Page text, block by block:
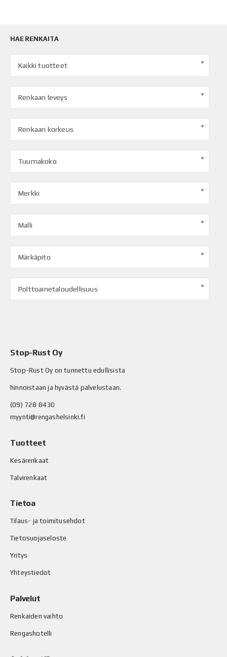
HAE RENKAITA
Kaikki tuotteet
Renkaan leveys
Renkaan korkeus
Tuumakoko
Merkki
Malli
Märkäpito
Polttoainetaloudellisuus
Stop-Rust Oy
Stop-Rust Oy on tunnettu edullisista
hinnoistaan ja hyvästä palvelustaan.
(09) 728 8430
myynti@rengashelsinki.fi
Tuotteet
Kesärenkaat
Talvirenkaat
Tietoa
Tilaus- ja toimitusehdot
Tietosuojaseloste
Yritys
Yhteystiedot
Palvelut
Renkaiden vaihto
Rengashotelli